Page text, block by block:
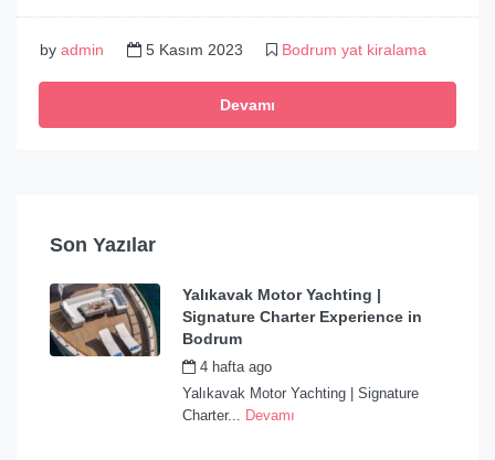
by admin 5 Kasım 2023 Bodrum yat kiralama
Devamı
Son Yazılar
Yalıkavak Motor Yachting |
Signature Charter Experience in
Bodrum
4 hafta ago
Yalıkavak Motor Yachting | Signature
Charter... Devamı